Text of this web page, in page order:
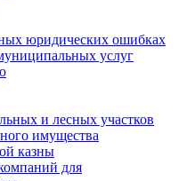
юридических ошибках
услуг
и лесных участков
имущества
казны
для